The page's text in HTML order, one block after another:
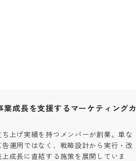
業成長を支援するマーケティングカ
上げ実績を持つメンバーが創業。単な
運用ではなく、戦略設計から実行・改
成長に直結する施策を展開していま